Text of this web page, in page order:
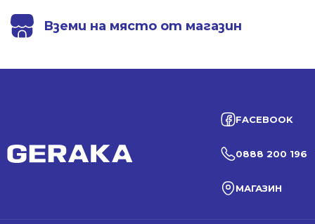
Вземи на място от магазин
FACEBOOK
0888 200 196
МАГАЗИН